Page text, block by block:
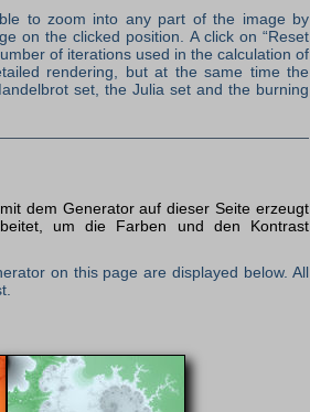
to zoom into any part of the image by
on the clicked position. A click on “Reset
of iterations used in the calculation of
rendering, but at the same time the
set, the Julia set and the burning
dem Generator auf dieser Seite erzeugt
um die Farben und den Kontrast
on this page are displayed below. All